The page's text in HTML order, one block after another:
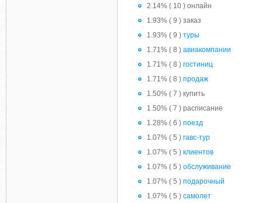
2.14% ( 10 ) онлайн
1.93% ( 9 ) заказ
1.93% ( 9 ) туры
1.71% ( 8 ) авиакомпании
1.71% ( 8 ) гостиниц
1.71% ( 8 ) продаж
1.50% ( 7 ) купить
1.50% ( 7 ) расписание
1.28% ( 6 ) поезд
1.07% ( 5 ) гавс-тур
1.07% ( 5 ) клиентов
1.07% ( 5 ) обслуживание
1.07% ( 5 ) подарочный
1.07% ( 5 ) самолет